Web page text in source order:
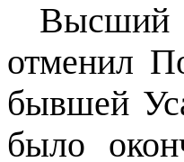
Высший
отменил
бывшей
было